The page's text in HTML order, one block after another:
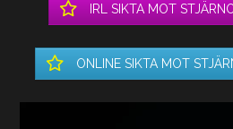
IRL SIKTA MOT
ONLINE SIKTA MOT